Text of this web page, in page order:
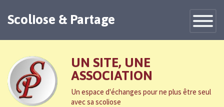
Toggle
Scoliose & Partage
UN SITE, UNE
ASSOCIATION
Un espace d'échanges pour ne plus être seul
avec sa scoliose